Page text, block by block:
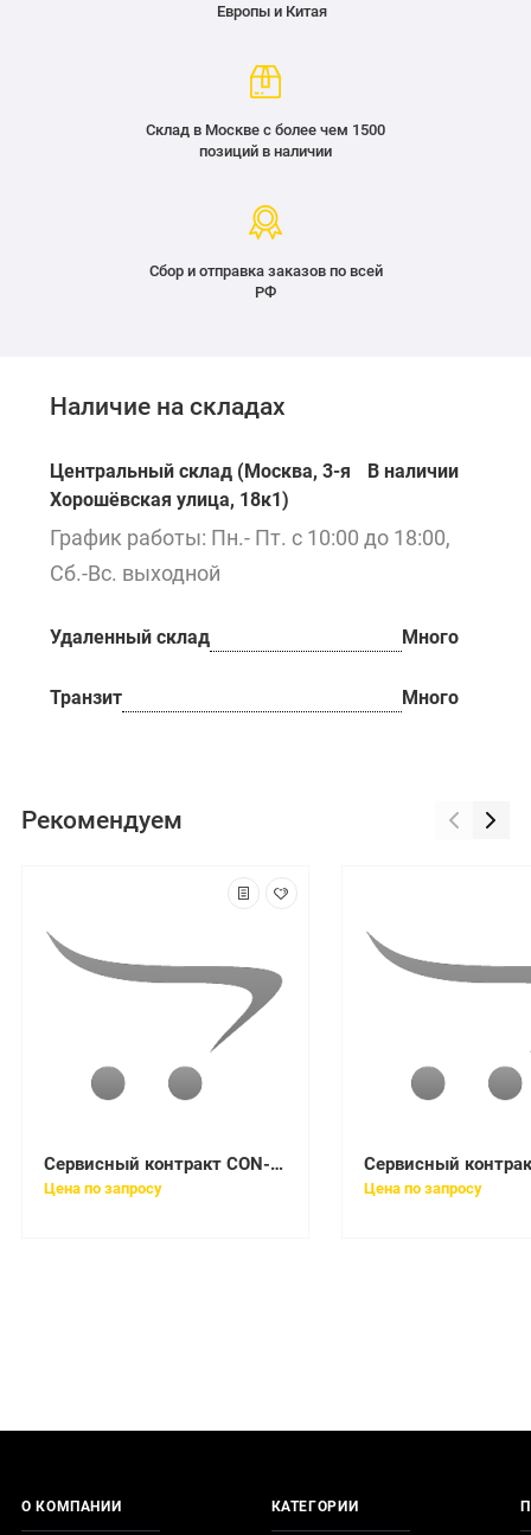
Европы и Китая
Склад в Москве с более чем 1500
позиций в наличии
Сбор и отправка заказов по всей
РФ
Наличие на складах
Центральный склад (Москва, 3-я
Хорошёвская улица, 18к1)
В наличии
График работы: Пн.- Пт. с 10:00 до 18:00,
Сб.-Вс. выходной
Удаленный склад Много
Транзит Много
Рекомендуем
Сервисный контракт CON-SNT-C11114P
Цена по запросу Цена по запросу
О КОМПАНИИ КАТЕГОРИИ